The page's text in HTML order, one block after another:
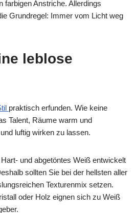
farbigen Anstriche. Allerdings
Grundregel: Immer vom Licht weg
leblose
praktisch erfunden. Wie keine
Talent, Räume warm und
luftig wirken zu lassen.
und abgetöntes Weiß entwickelt
sollten Sie bei der hellsten aller
Texturenmix setzen.
oder Holz eignen sich zu Weiß